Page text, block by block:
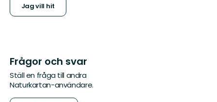
Jag vill hit
Frågor och svar
Ställ en fråga till andra
Naturkartan-användare.